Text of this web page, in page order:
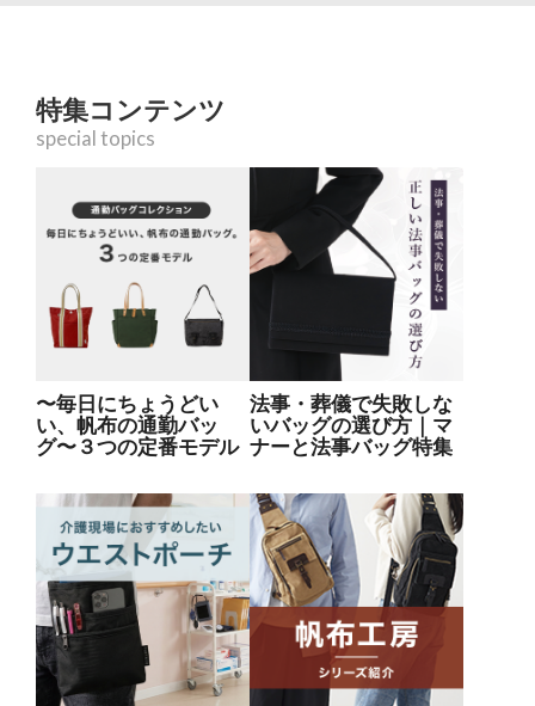
特集コンテンツ
special topics
〜毎日にちょうどい
い、帆布の通勤バッ
グ〜３つの定番モデル
法事・葬儀で失敗しな
いバッグの選び方｜マ
ナーと法事バッグ特集